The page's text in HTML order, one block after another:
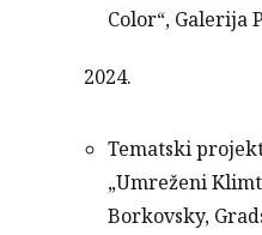
Color“, Galerija
2024.
Tematski
„Umreženi
Borkovsky,